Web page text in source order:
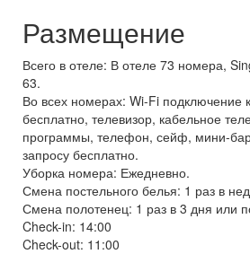
Размещение
Всего в отеле: В отеле 73 номера,
63.
Во всех номерах: Wi-Fi подключение
бесплатно, телевизор, кабельное
программы, телефон, сейф, мини-
запросу бесплатно.
Уборка номера: Ежедневно.
Смена постельного белья: 1 раз в
Смена полотенец: 1 раз в 3 дня или
Check-in: 14:00
Check-out: 11:00